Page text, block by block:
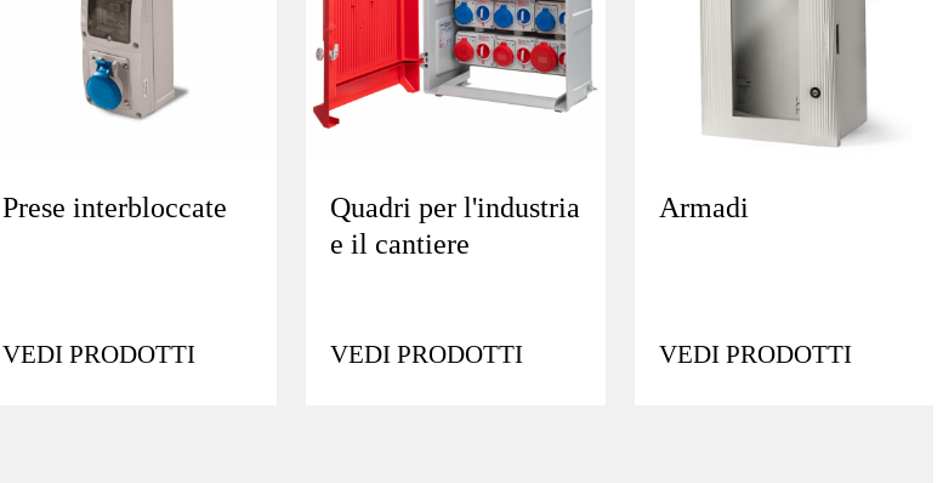
Prese interbloccate
VEDI PRODOTTI
Quadri per l'industria
e il cantiere
VEDI PRODOTTI
Armadi
VEDI PRODOTTI